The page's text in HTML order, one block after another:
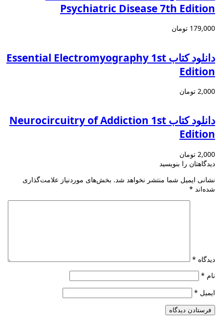
Psychiatric Disease 7th Edition
179,000 تومان
دانلود کتاب Essential Electromyography 1st
Edition
2,000 تومان
دانلود كتاب Neurocircuitry of Addiction 1st
Edition
2,000 تومان
دیدگاهتان را بنویسید
نشانی ایمیل شما منتشر نخواهد شد. بخش‌های موردنیاز علامت‌گذاری
شده‌اند *
دیدگاه *
نام *
ایمیل *